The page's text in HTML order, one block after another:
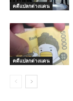
คดีแปลกต่างแดน
คดีแปลกต่างแดน